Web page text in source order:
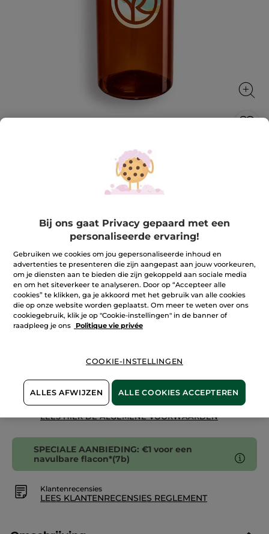
Hervulbare fles
Praktische en ecologisch
600 ml
4.2
van
de
sterren.
reviews.
Hervulbare
fles
3,99 €
Aantal
IN WINKELMANDJE
Veilige betaling
Niet tevreden? Geld terug!
Algemene Voorwaarden
LEES HIER DE ALGEMENE VOORWAARDEN
SPECIALE AANBIEDING: €1 voor een
navulbare flacon*(7b)
Klantenrecensies
LEES KLANTENRECENSIES REGLEMENT
Bij ons gaat Privacy gepaard met een
personaliseerde ervaring!
Gebruiken we cookies om jou gepersonaliseerde inhoud en
advertenties te presenteren die zijn aangepast aan jouw voorkeuren,
om je diensten aan te bieden die zijn gekoppeld aan sociale media
en om het siteverkeer te analyseren. Door op “Accepteer alle
cookies” te klikken, ga je akkoord met het gebruik van alle cookies
die op onze website worden geplaatst. Om meer te weten over ons
cookiegebruik, klik je op "Cookie-instellingen" in de banner of
raadpleeg je ons
Politique vie privée
COOKIE-INSTELLINGEN
ALLES AFWIJZEN ALLE COOKIES ACCEPTEREN